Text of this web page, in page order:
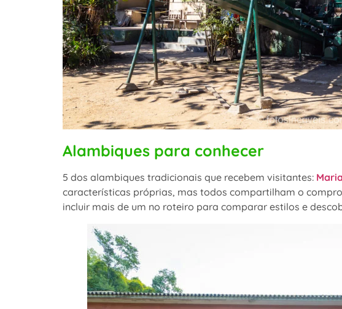
Alambiques para conhecer
5 dos alambiques tradicionais que recebem visitantes:
características próprias, mas todos compartilham o
incluir mais de um no roteiro para comparar estilos e